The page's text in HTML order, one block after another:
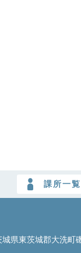
課所一覧
城県東茨城郡大洗町